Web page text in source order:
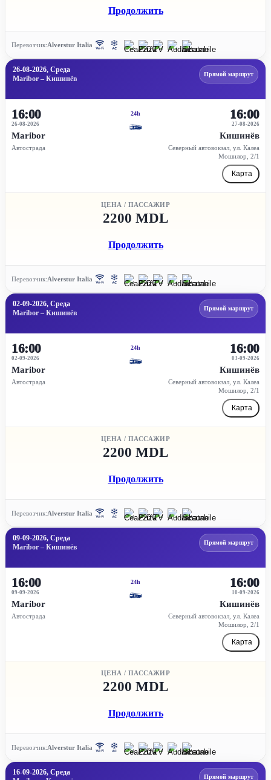
Продолжить
Перевозчик:Alverstur Italia
26-08-2026, Среда
Maribor – Кишинёв
Прямой маршрут
16:00
26-08-2026
Maribor
Автострада
24h
27-08-2026
16:00
Кишинёв
Северный автовокзал, ул. Калеа
Мошилор, 2/1
Карта
ЦЕНА / ПАССАЖИР
2200 MDL
Продолжить
Перевозчик:Alverstur Italia
02-09-2026, Среда
Maribor – Кишинёв
Прямой маршрут
16:00
02-09-2026
Maribor
Автострада
24h
03-09-2026
16:00
Кишинёв
Северный автовокзал, ул. Калеа
Мошилор, 2/1
Карта
ЦЕНА / ПАССАЖИР
2200 MDL
Продолжить
Перевозчик:Alverstur Italia
09-09-2026, Среда
Maribor – Кишинёв
Прямой маршрут
16:00
09-09-2026
Maribor
Автострада
24h
10-09-2026
16:00
Кишинёв
Северный автовокзал, ул. Калеа
Мошилор, 2/1
Карта
ЦЕНА / ПАССАЖИР
2200 MDL
Продолжить
Перевозчик:Alverstur Italia
16-09-2026, Среда
Прямой маршрут